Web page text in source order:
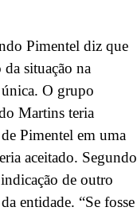
Pimentel diz que
situação na
O grupo
Martins teria
Pimentel em uma
aceitado. Segundo
de outro
entidade. “Se fosse